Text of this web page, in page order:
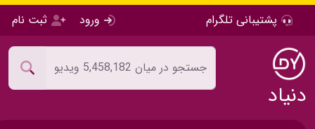
پشتیبانی تلگرام ورود ثبت نام
دنیاد